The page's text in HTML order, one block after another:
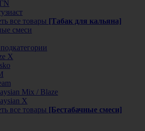
все товары [Табак для кальяна]
смеси
X
Mix / Blaze
X
все товары [Бестабачные смеси]